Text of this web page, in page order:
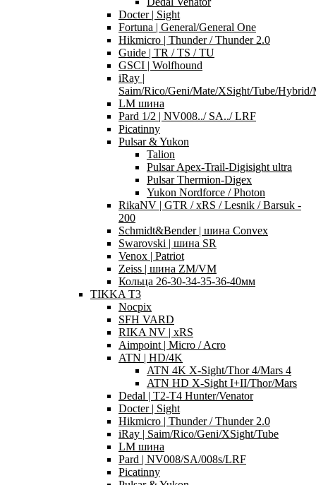
Docter | Sight
Fortuna | General/General One
Hikmicro | Thunder / Thunder 2.0
Guide | TR / TS / TU
GSCI | Wolfhound
iRay |
Saim/Rico/Geni/Mate/XSight/Tube/
LM шина
Pard 1/2 | NV008../ SA../ LRF
Picatinny
Pulsar & Yukon
Talion
Pulsar Apex-Trail-Digisight ultra
Pulsar Thermion-Digex
Yukon Nordforce / Photon
RikaNV | GTR / xRS / Lesnik / Barsuk -
200
Schmidt&Bender | шина Convex
Swarovski | шина SR
Venox | Patriot
Zeiss | шина ZM/VM
Кольца 26-30-34-35-36-40мм
TIKKA T3
Nocpix
SFH VARD
RIKA NV | xRS
Aimpoint | Micro / Acro
ATN | HD/4K
ATN 4K X-Sight/Thor 4/Mars 4
ATN HD X-Sight I+II/Thor/Mars
Dedal | T2-T4 Hunter/Venator
Docter | Sight
Hikmicro | Thunder / Thunder 2.0
iRay | Saim/Rico/Geni/XSight/Tube
LM шина
Pard | NV008/SA/008s/LRF
Picatinny